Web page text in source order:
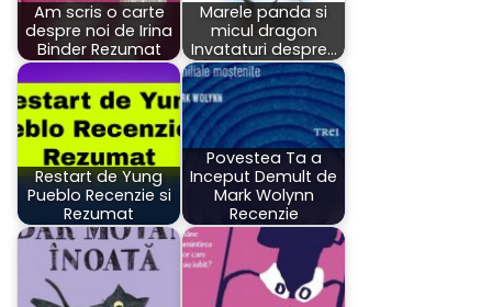
Am scris o carte
despre noi de Irina
Binder Rezumat
Marele panda si
micul dragon
Invataturi despre…
Restart de Yung
Pueblo Recenzie si
Rezumat
Povestea Ta a
Inceput Demult de
Mark Wolynn
Recenzie